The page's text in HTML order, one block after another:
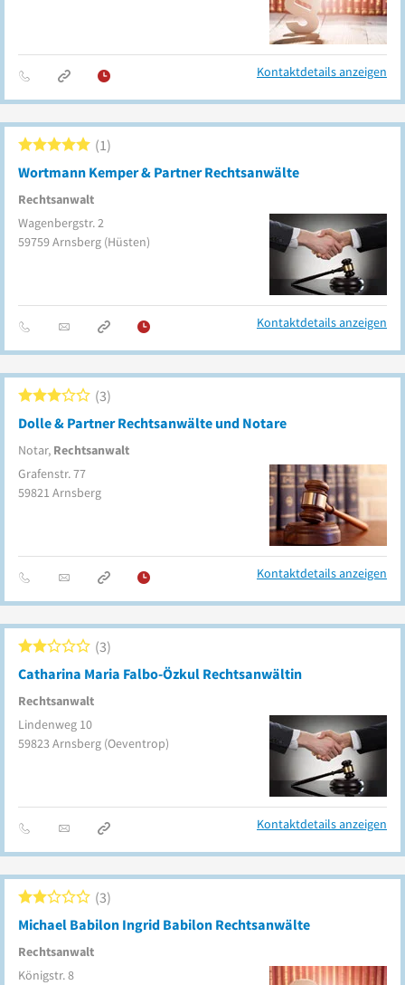
Kontaktdetails anzeigen
Wortmann Kemper & Partner Rechtsanwälte
Rechtsanwalt
1
Wagenbergstr. 2
59759Arnsberg (Hüsten)
Kontaktdetails anzeigen
Dolle & Partner Rechtsanwälte und Notare
Notar, Rechtsanwalt
3
Grafenstr. 77
59821 Arnsberg
Kontaktdetails anzeigen
Catharina Maria Falbo-Özkul Rechtsanwältin
Rechtsanwalt
3
Lindenweg 10
59823 Arnsberg (Oeventrop)
Kontaktdetails anzeigen
Michael Babilon Ingrid Babilon Rechtsanwälte
Rechtsanwalt
3
Königstr. 8